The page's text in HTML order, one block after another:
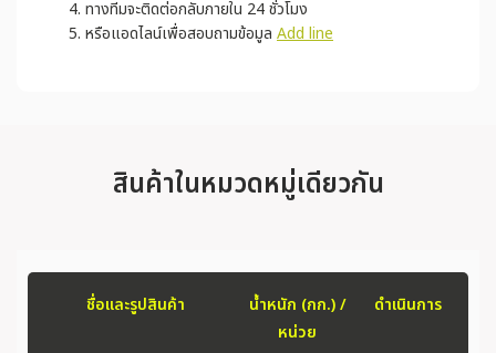
ทางทีมจะติดต่อกลับภายใน 24 ชั่วโมง
หรือแอดไลน์เพื่อสอบถามข้อมูล Add line
สินค้าในหมวดหมู่เดียวกัน
ชื่อและรูปสินค้า
น้ำหนัก (กก.) /
หน่วย
ดำเนินการ